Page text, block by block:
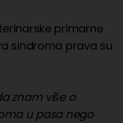
primarne
sindroma prava su
znam više o
u pasa nego